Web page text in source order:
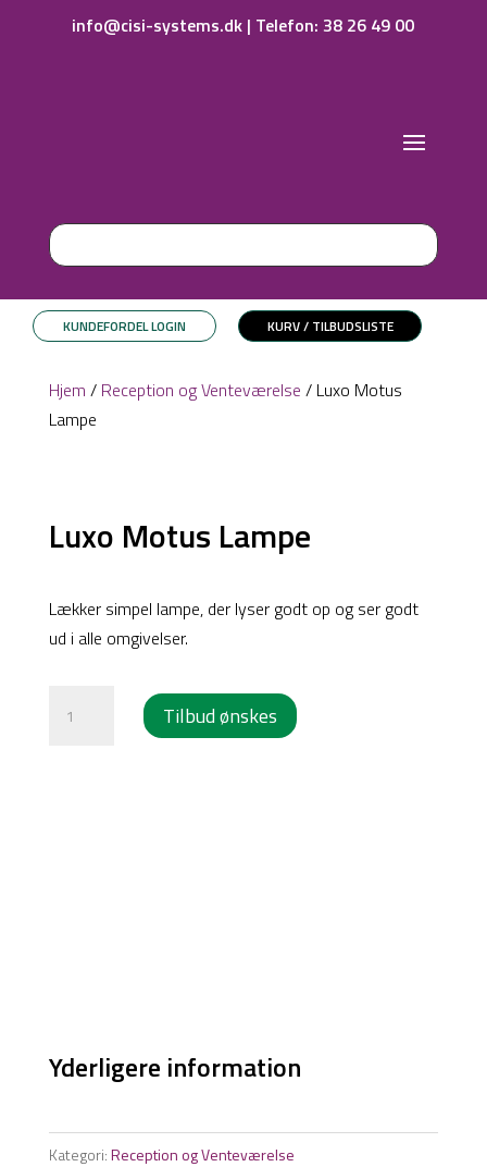
info@cisi-systems.dk | Telefon: 38 26 49 00
Products
KUNDEFORDEL LOGIN KURV / TILBUDSLISTE
Hjem / Reception og Venteværelse / Luxo Motus
Lampe
Luxo Motus Lampe
Lækker simpel lampe, der lyser godt op og ser godt
ud i alle omgivelser.
Motus
Tilbud ønskes
Yderligere information
Kategori:Reception og Venteværelse